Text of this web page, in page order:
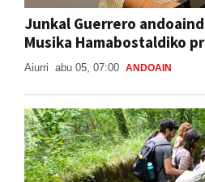
Junkal Guerrero
Musika Hamabostaldiko
Aiurri abu 05, 07:00 ANDOAIN